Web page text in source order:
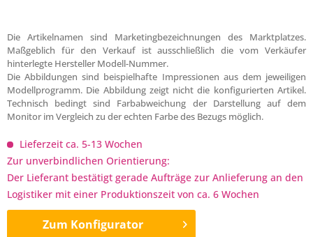
Die Artikelnamen sind Marketingbezeichnungen des Marktplatzes.
Maßgeblich für den Verkauf ist ausschließlich die vom Verkäufer
hinterlegte Hersteller Modell-Nummer.
Die Abbildungen sind beispielhafte Impressionen aus dem jeweiligen
Modellprogramm. Die Abbildung zeigt nicht die konfigurierten Artikel.
Technisch bedingt sind Farbabweichung der Darstellung auf dem
Monitor im Vergleich zu der echten Farbe des Bezugs möglich.
Lieferzeit ca. 5-13 Wochen
Zur unverbindlichen Orientierung:
Der Lieferant bestätigt gerade Aufträge zur Anlieferung an den
Logistiker mit einer Produktionszeit von ca. 6 Wochen
Zum Konfigurator